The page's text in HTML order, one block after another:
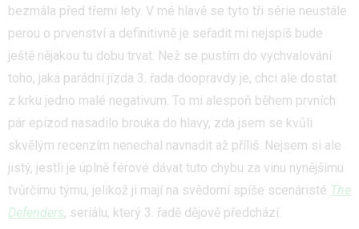
bezmála před třemi lety. V mé hlavě se tyto tři série neustále
perou o prvenství a definitivně je seřadit mi nejspíš bude
ještě nějakou tu dobu trvat. Než se pustím do vychvalování
toho, jaká parádní jízda 3. řada doopravdy je, chci ale dostat
z krku jedno malé negativum. To mi alespoň během prvních
pár epizod nasadilo brouka do hlavy, zda jsem se kvůli
skvělým recenzím nenechal navnadit až příliš. Nejsem si ale
jistý, jestli je úplně férové dávat tuto chybu za vinu nynějšímu
tvůrčímu týmu, jelikož ji mají na svědomí spíše scenáristé The
Defenders, seriálu, který 3. řadě dějově předchází.